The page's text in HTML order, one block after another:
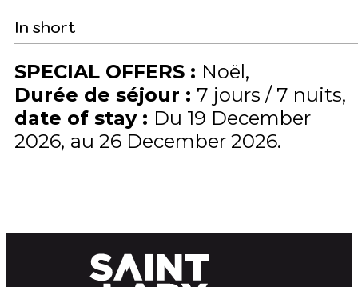
In short
SPECIAL OFFERS : Noël
Durée de séjour : 7 jours / 7 nuits
date of stay : Du 19 December
2026 au 26 December 2026